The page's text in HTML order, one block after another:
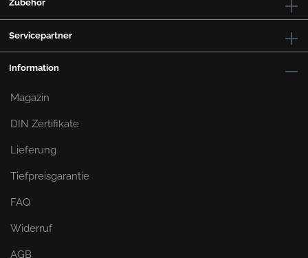
Zubehör
Servicepartner
Information
Magazin
DIN Zertifikate
Lieferung
Tiefpreisgarantie
FAQ
Widerruf
AGB